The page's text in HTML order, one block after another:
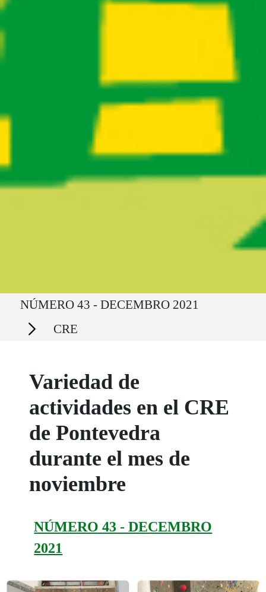
Ruta del sitio
NÚMERO 43 - DECEMBRO 2021
Secciones CRE
Variedad de
actividades en el CRE
de Pontevedra
durante el mes de
noviembre
NÚMERO 43 - DECEMBRO
2021